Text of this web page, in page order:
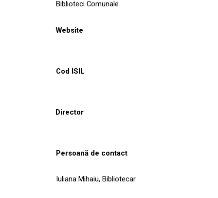
Biblioteci Comunale
Website
Cod ISIL
Director
Persoană de contact
Iuliana Mihaiu, Bibliotecar